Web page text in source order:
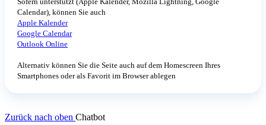
Calendar), können Sie auch
Apple Kalender
Google Calendar
Outlook Online
Alternativ können Sie die Seite auch auf dem Homescreen Ihres
Smartphones oder als Favorit im Browser ablegen
Zurück nach oben Chatbot